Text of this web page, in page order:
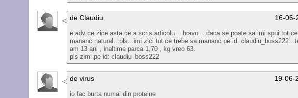
16-06-
de Claudiu
e adv ce zice asta ce a scris articolu....bravo....daca se poate sa imi spui tot
mananc natural...pls...imi zici tot ce trebe sa mananc pe id:
am 13 ani , inaltime parca 1,70 , kg vreo 63.
pls zimi pe id: claudiu_boss222
19-06-
de virus
io fac burta numai din proteine